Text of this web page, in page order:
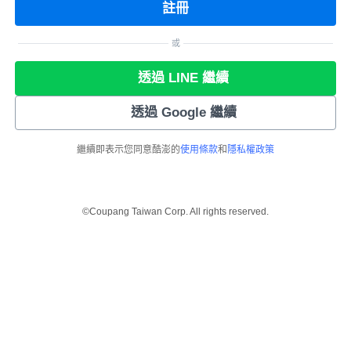
註冊
或
透過 LINE 繼續
透過 Google 繼續
繼續即表示您同意酷澎的使用條款和 隱私權政策
©Coupang Taiwan Corp. All rights reserved.